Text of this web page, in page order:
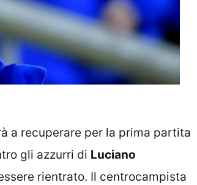
a recuperare per la prima partita
gli azzurri di Luciano
rientrato. Il centrocampista